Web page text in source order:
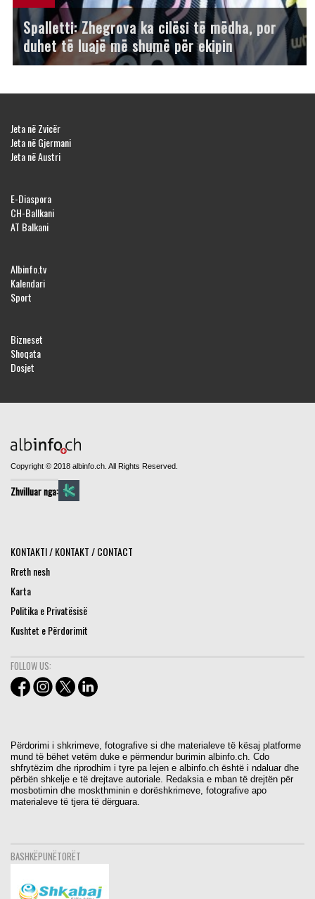
Spalletti: Zhegrova ka cilësi të mëdha, por
duhet të luajë më shumë për ekipin
Jeta në Zvicër
Jeta në Gjermani
Jeta në Austri
E-Diaspora
CH-Ballkani
AT Balkani
Albinfo.tv
Kalendari
Sport
Bizneset
Shoqata
Dosjet
Copyright © 2018 albinfo.ch. All Rights Reserved.
Zhvilluar nga:
KONTAKTI / KONTAKT / CONTACT
Rreth nesh
Karta
Politika e Privatësisë
Kushtet e Përdorimit
FOLLOW US:
Përdorimi i shkrimeve, fotografive si dhe materialeve të kësaj platforme
mund të bëhet vetëm duke e përmendur burimin albinfo.ch. Cdo
shfrytëzim dhe riprodhim i tyre pa lejen e albinfo.ch është i ndaluar dhe
përbën shkelje e të drejtave autoriale. Redaksia e mban të drejtën për
mosbotimin dhe moskthminin e dorëshkrimeve, fotografive apo
materialeve të tjera të dërguara.
BASHKËPUNËTORËT